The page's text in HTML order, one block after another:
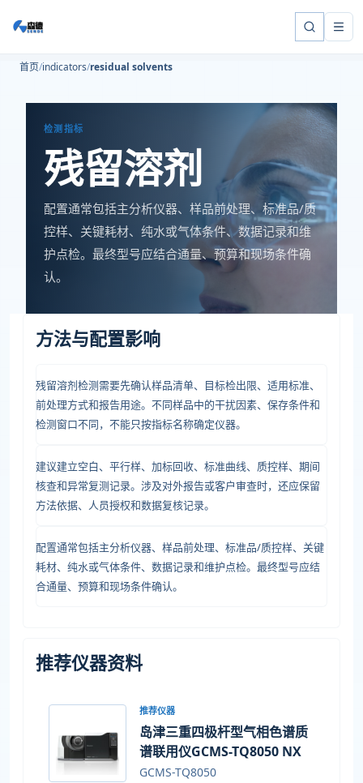
首页 indicators residual solvents
检测指标
残留溶剂
配置通常包括主分析仪器、样品前处理、标准品/质
控样、关键耗材、纯水或气体条件、数据记录和维
护点检。最终型号应结合通量、预算和现场条件确
认。
方法与配置影响
残留溶剂检测需要先确认样品清单、目标检出限、适用标准、
前处理方式和报告用途。不同样品中的干扰因素、保存条件和
检测窗口不同，不能只按指标名称确定仪器。
建议建立空白、平行样、加标回收、标准曲线、质控样、期间
核查和异常复测记录。涉及对外报告或客户审查时，还应保留
方法依据、人员授权和数据复核记录。
配置通常包括主分析仪器、样品前处理、标准品/质控样、关键
耗材、纯水或气体条件、数据记录和维护点检。最终型号应结
合通量、预算和现场条件确认。
推荐仪器资料
推荐仪器
岛津三重四极杆型气相色谱质
谱联用仪GCMS-TQ8050 NX
GCMS-TQ8050